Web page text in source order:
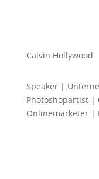
Calvin Hollywood
Speaker |
Photoshopartist |
Onlinemarketer |